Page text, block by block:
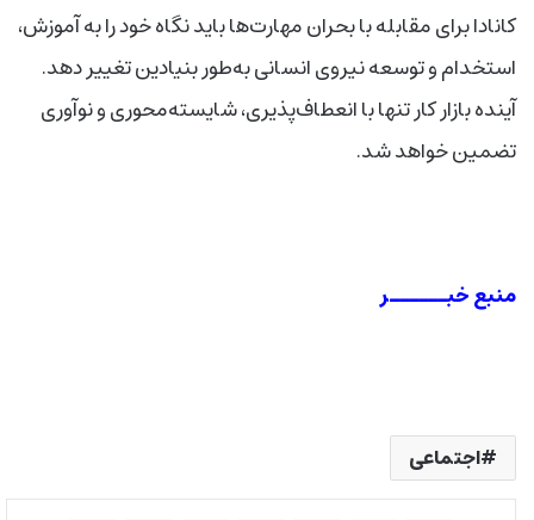
کانادا برای مقابله با بحران مهارت‌ها باید نگاه خود را به آموزش،
استخدام و توسعه نیروی انسانی به‌طور بنیادین تغییر دهد.
آینده بازار کار تنها با انعطاف‌پذیری، شایسته‌محوری و نوآوری
تضمین خواهد شد.
منبع خبــــــر
اجتماعی